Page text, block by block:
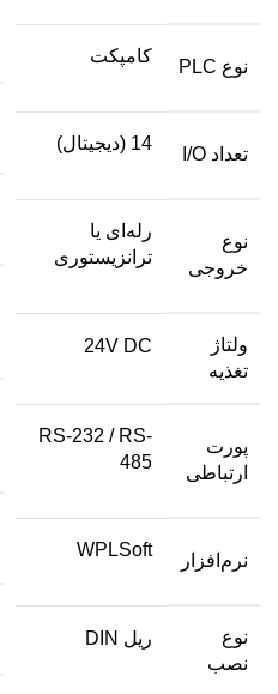
نوع PLC
کامپکت
تعداد I/O
14 (دیجیتال)
نوع
خروجی
رله‌ای یا
ترانزیستوری
ولتاژ
تغذیه
24V DC
پورت
ارتباطی
RS-232 / RS-
485
نرم‌افزار
WPLSoft
نوع
نصب
ریل DIN